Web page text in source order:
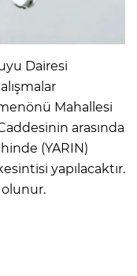
Dairesi
Mahallesi
arasında
(YARIN)
yapılacaktır.
olunur.